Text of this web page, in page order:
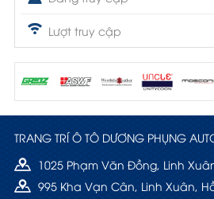
Lượt truy cập
TRANG TRÍ Ô TÔ DƯƠNG PHỤNG
1025 Phạm Văn Đồng, Linh
995 Kha Vạn Cân, Linh Xuân,